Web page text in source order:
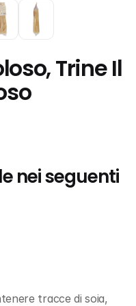
Trine Il
nei seguenti
tracce di soia,